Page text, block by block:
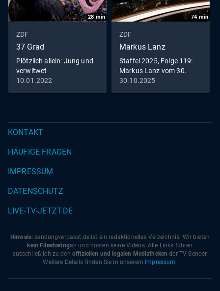
28 min
ZDF
37 Grad
Plötzlich allein: Jung und
verwitwet
10.01.2022
74 min
ZDF
Markus Lanz
Staffel 2025, Folge 119:
Markus Lanz vom 30.
Oktober 2025
30.10.2025
KONTAKT
HÄUFIGE FRAGEN
IMPRESSUM
DATENSCHUTZ
LIVE-TV-JETZT.DE
Hinweis: sendungverpasst.de ist ein redaktionelles Verzeichnis. Wir bieten
kein Filesharingan und hosten keine Videos. Alle Links führen
ausschließlich zu den offiziellen und legalen Mediatheken der TV-Sender.
Weitere Details finden Sie in unserem Impressum.